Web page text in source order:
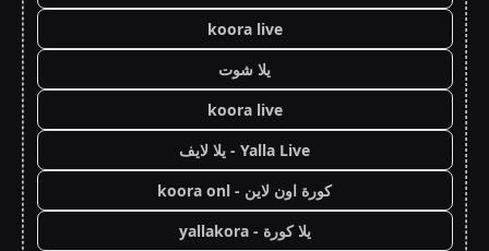
koora live
يلا شوت
koora live
Yalla Live - يلا لايف
كورة اون لاين - koora onl
يلا كورة - yallakora